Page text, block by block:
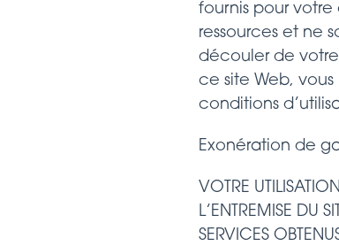
fournis pour
ressources et ne
découler de votre
ce site Web,
conditions
Exonération de
VOTRE
L’ENTREMISE DU
SERVICES